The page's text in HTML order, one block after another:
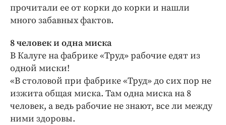
Спорт
ПРОЕКТЫ
Блоги
Издания
Медиаперсона
Интересное чтиво
прочитали ее от корки до корки и нашли
много забавных фактов.
8 человек и одна миска
В Калуге на фабрике «Труд» рабочие едят из
одной миски!
«В столовой при фабрике «Труд» до сих пор не
изжита общая миска. Там одна миска на 8
человек, а ведь рабочие не знают, все ли между
ними здоровы.